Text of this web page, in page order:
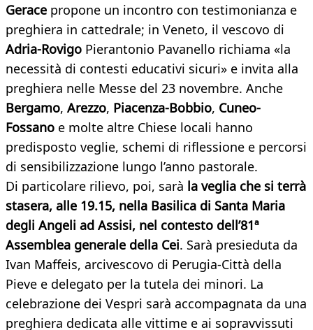
Gerace propone un incontro con testimonianza e
preghiera in cattedrale; in Veneto, il vescovo di
Adria-Rovigo Pierantonio Pavanello richiama «la
necessità di contesti educativi sicuri» e invita alla
preghiera nelle Messe del 23 novembre. Anche
Bergamo, Arezzo, Piacenza-Bobbio, Cuneo-
Fossano e molte altre Chiese locali hanno
predisposto veglie, schemi di riflessione e percorsi
di sensibilizzazione lungo l’anno pastorale.
Di particolare rilievo, poi, sarà la veglia che si terrà
stasera, alle 19.15, nella Basilica di Santa Maria
degli Angeli ad Assisi, nel contesto dell’81ª
Assemblea generale della Cei. Sarà presieduta da
Ivan Maffeis, arcivescovo di Perugia-Città della
Pieve e delegato per la tutela dei minori. La
celebrazione dei Vespri sarà accompagnata da una
preghiera dedicata alle vittime e ai sopravvissuti